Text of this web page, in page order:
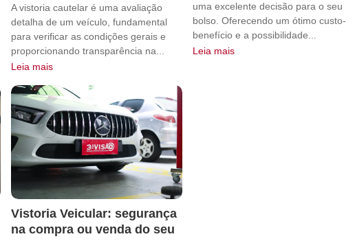
A vistoria cautelar é uma avaliação
detalha de um veículo, fundamental
para verificar as condições gerais e
proporcionando transparência na...
Leia mais
uma excelente decisão para o seu
bolso. Oferecendo um ótimo custo-
benefício e a possibilidade...
Leia mais
Vistoria Veicular: segurança
na compra ou venda do seu